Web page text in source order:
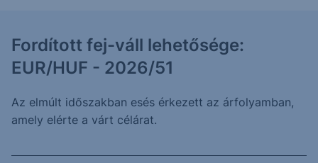
Fordított fej-váll lehetősége:
EUR/HUF - 2026/51
Az elmúlt időszakban esés érkezett az árfolyamban,
amely elérte a várt célárat.